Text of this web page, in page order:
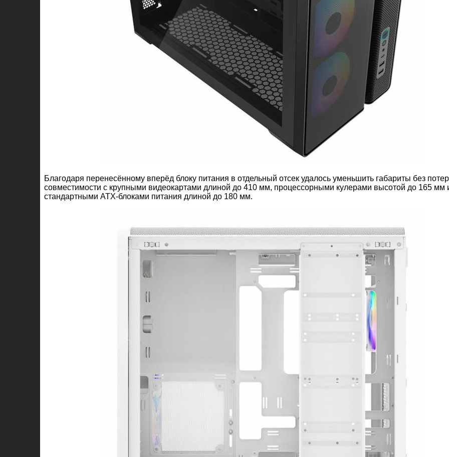
Благодаря перенесённому вперёд блоку питания в отдельный отсек удалось уменьшить габариты без
совместимости с крупными видеокартами длиной до 410 мм, процессорными кулерами высотой до 165 мм
стандартными ATX‑блоками питания длиной до 180 мм.